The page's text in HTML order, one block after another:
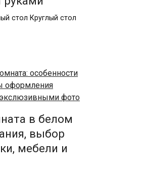
стол Круглый стол
в белом
выбор
мебели и